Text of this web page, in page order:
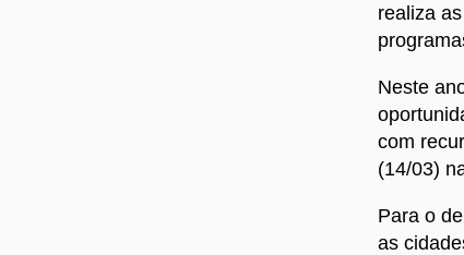
realiza
Neste
com
(14/03)
Para o
as